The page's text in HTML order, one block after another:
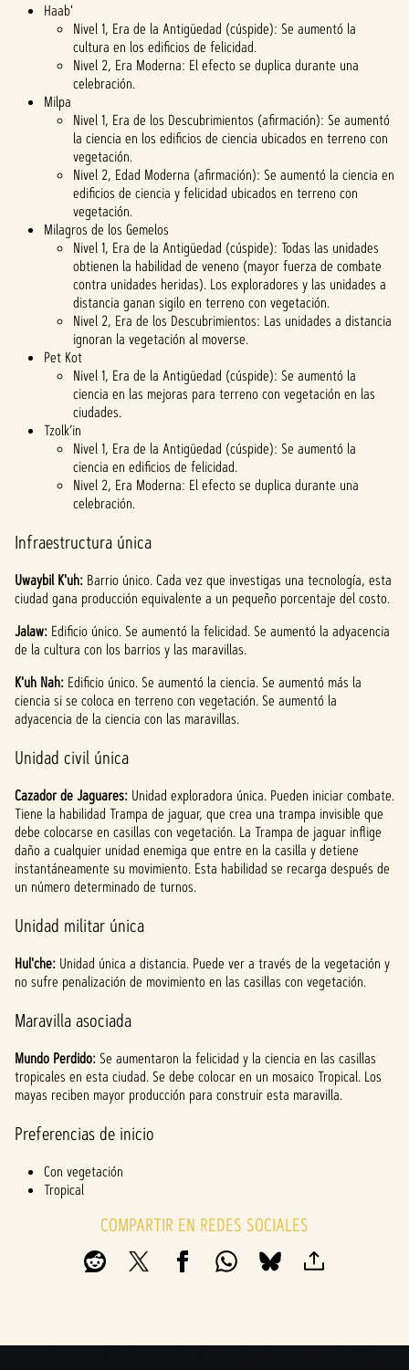
Haab'
Nivel 1, Era de la Antigüedad (cúspide): Se aumentó la
cultura en los edificios de felicidad.
Nivel 2, Era Moderna: El efecto se duplica durante una
celebración.
Milpa
Nivel 1, Era de los Descubrimientos (afirmación): Se aumentó
la ciencia en los edificios de ciencia ubicados en terreno con
vegetación.
Nivel 2, Edad Moderna (afirmación): Se aumentó la ciencia en
edificios de ciencia y felicidad ubicados en terreno con
vegetación.
Milagros de los Gemelos
Nivel 1, Era de la Antigüedad (cúspide): Todas las unidades
obtienen la habilidad de veneno (mayor fuerza de combate
contra unidades heridas). Los exploradores y las unidades a
distancia ganan sigilo en terreno con vegetación.
Nivel 2, Era de los Descubrimientos: Las unidades a distancia
ignoran la vegetación al moverse.
Pet Kot
Nivel 1, Era de la Antigüedad (cúspide): Se aumentó la
ciencia en las mejoras para terreno con vegetación en las
ciudades.
Tzolk’in
Nivel 1, Era de la Antigüedad (cúspide): Se aumentó la
ciencia en edificios de felicidad.
Nivel 2, Era Moderna: El efecto se duplica durante una
celebración.
Infraestructura única
Uwaybil K'uh: Barrio único. Cada vez que investigas una tecnología, esta
ciudad gana producción equivalente a un pequeño porcentaje del costo.
Jalaw: Edificio único. Se aumentó la felicidad. Se aumentó la adyacencia
de la cultura con los barrios y las maravillas.
K'uh Nah: Edificio único. Se aumentó la ciencia. Se aumentó más la
ciencia si se coloca en terreno con vegetación. Se aumentó la
adyacencia de la ciencia con las maravillas.
Unidad civil única
Cazador de Jaguares: Unidad exploradora única. Pueden iniciar combate.
Tiene la habilidad Trampa de jaguar, que crea una trampa invisible que
debe colocarse en casillas con vegetación. La Trampa de jaguar inflige
daño a cualquier unidad enemiga que entre en la casilla y detiene
instantáneamente su movimiento. Esta habilidad se recarga después de
un número determinado de turnos.
Unidad militar única
Hul'che: Unidad única a distancia. Puede ver a través de la vegetación y
no sufre penalización de movimiento en las casillas con vegetación.
Maravilla asociada
Mundo Perdido: Se aumentaron la felicidad y la ciencia en las casillas
tropicales en esta ciudad. Se debe colocar en un mosaico Tropical. Los
mayas reciben mayor producción para construir esta maravilla.
Preferencias de inicio
Con vegetación
Tropical
COMPARTIR EN REDES SOCIALES